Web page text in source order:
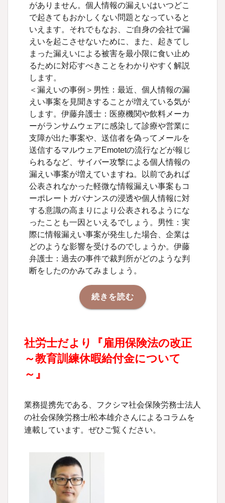
がありません。個人情報の漏えいはいつどこ
で起きてもおかしくない問題となっていると
いえます。それでもなお、ご自身の会社で漏
えいを起こさせないために、また、起きてし
まった漏えいによる被害を最小限に食い止め
るために対応すべきことをわかりやすく解説
します。
＜漏えいの事例＞男性：最近、個人情報の漏
えい事案を見聞きすることが増えている気が
します。伊藤弁護士：医療機関や飲料メーカ
ーがランサムウェアに感染して診療や営業に
支障が出た事案や、送信者を偽ってメールを
送信するマルウェアEmotetの流行などが報じ
られるなど、サイバー攻撃による個人情報の
漏えい事案が増えていますね。以前であれば
公表されなかった軽微な情報漏えい事案もコ
ーポレートガバナンスの浸透や個人情報に対
する意識の高まりにより公表されるようにな
ったことも一因といえるでしょう。男性：実
際に情報漏えい事案が発生した場合、企業は
どのような影響を受けるのでしょうか。伊藤
弁護士：過去の事件で裁判所がどのような判
断をしたのかみてみましょう。
続きを読む
社労士だより『雇用保険法の改正
～教育訓練休暇給付金について
～』
業務提携先である、フクシマ社会保険労務士法人
の社会保険労務士/松本雄介さんによるコラムを
連載しています。ぜひご覧ください。